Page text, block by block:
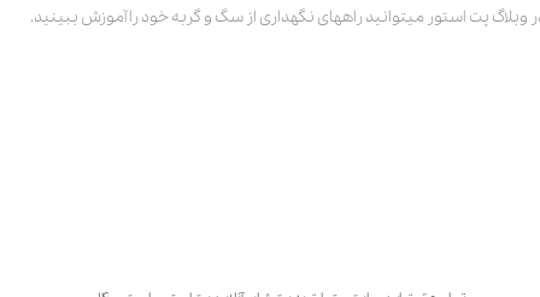
وبلاگ پت استور میتوانید راههای نگهداری از سگ و گربه خود را آموزش ببینید.